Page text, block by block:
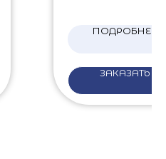
ПОДРОБНЕЕ
ЗАКАЗАТЬ